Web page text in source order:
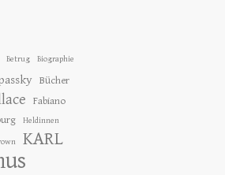
Betrug Biographie
Bücher
Fabiano
Heldinnen
KARL